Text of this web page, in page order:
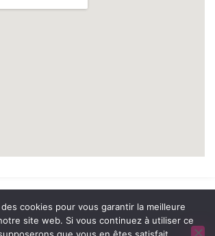
NOUVEAUSOFT.COM
cookies pour vous garantir la meilleure
site web. Si vous continuez à utiliser ce